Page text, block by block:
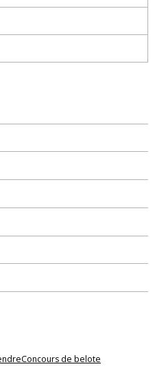
Concours de belote